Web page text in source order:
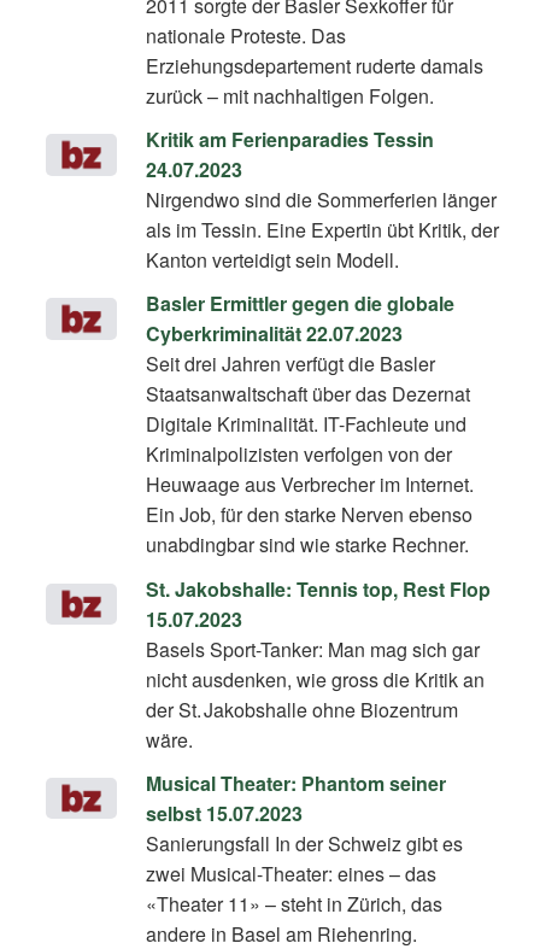
nationale Proteste. Das
Erziehungsdepartement ruderte damals
zurück – mit nachhaltigen Folgen.
Kritik am Ferienparadies Tessin
24.07.2023
Nirgendwo sind die Sommerferien länger
als im Tessin. Eine Expertin übt Kritik, der
Kanton verteidigt sein Modell.
Basler Ermittler gegen die globale
Cyberkriminalität 22.07.2023
Seit drei Jahren verfügt die Basler
Staatsanwaltschaft über das Dezernat
Digitale Kriminalität. IT-Fachleute und
Kriminalpolizisten verfolgen von der
Heuwaage aus Verbrecher im Internet.
Ein Job, für den starke Nerven ebenso
unabdingbar sind wie starke Rechner.
St. Jakobshalle: Tennis top, Rest Flop
15.07.2023
Basels Sport-Tanker: Man mag sich gar
nicht ausdenken, wie gross die Kritik an
der St. Jakobshalle ohne Biozentrum
wäre.
Musical Theater: Phantom seiner
selbst 15.07.2023
Sanierungsfall In der Schweiz gibt es
zwei Musical-Theater: eines – das
«Theater 11» – steht in Zürich, das
andere in Basel am Riehenring.